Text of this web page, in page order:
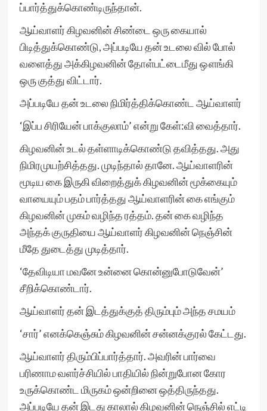
ப்பார்த்துக்கொண்டிருந்தான்.
ஆய்வாளர் கிழவனின் சிண்டை ஒரு கையால்
பிடித்துக்கொண்டு, அப்படியே தன் உடலை வில் போல்
வளைத்து அக்கிழவனின் தோள்பட்டைமீது ஔங்கி
ஒரு குத்து விட்டார்.
அப்படியே தன் உடலை நிமிர்த்திக்கொண்ட ஆய்வாளர்
‘இப்ப சிரியேன் பாக்குலாம்’ என்று கேள்:வி வைத்தார்.
கிழவனின் உடல் தள்ளாடிக்கொண்டு தவித்தது. அது
நிமிரமுயற்சித்தது. முடிந்தால் தானே. ஆய்வாளரின்
மூடிய கை இருகி விறைத்துக் கிழவனின் மூக்கையும்
வாயையும் பதம் பார்த்தது ஆய்வாளரின் கை எங்கும்
கிழவனின் முகம் வழிந்த ரத்தம். தன் கை வழிந்த
அந்தக் குருதியை ஆய்வாளர் கிழவனின் நெஞ்சின்
மீதே துடைத்து முடித்தார்.
‘தேவிடியா மவனே உன்னை கொன்னுபோடுவேன்’
சீறிக்கொண்டார்.
ஆய்வாளர் தன் இடத்துக்குத் திரும்பும் அந்த சமயம்
‘சார்’ எனக்கெஞ்சும் கிழவனின் சன்னக்குரல் கேட்டது.
ஆய்வாளர் திரும்பிப்பார்த்தார். அவரின் பார்வை
பரிணாம வளர்ச்சியில் பாதியில் நின்றுபோன கோர
உருக்கொண்ட மிருகம் ஒன்றினை ஒத்திருந்தது.
அப்படியே தன் இடது காலால் கிழவனின் நெஞ்சில் எட்டி